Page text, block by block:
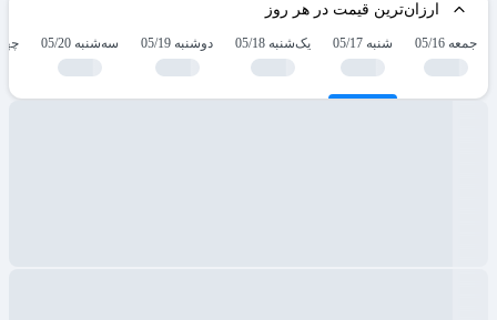
ارزان‌ترین قیمت در هر روز
جمعه 05/16 شنبه 05/17 یک‌شنبه 05/18 دوشنبه 05/19 سه‌شنبه 05/20